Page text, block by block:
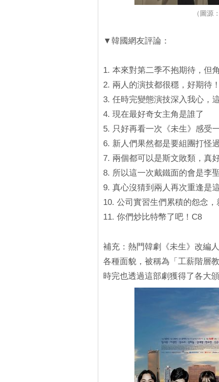
（圖源
▼韓國網友評論：
1. 本來對第二季不抱期待，但
2. 兩人的演技都很穩，好期待
3. 任時完變態演技深入我心，
4. 現在最好奇女主角是誰了
5. 只好再看一次《未生》感受
6. 新人們果然都是要組團打怪
7. 兩個都可以是斯文敗類，真
8. 所以這一次戴鐵面的會是李
9. 真心沒猜到兩人再次重逢是
10. 公司實習生們累積的怨念
11. 你們炒比特幣了吧！C8
補充：熱門韓劇《未生》改編
各種面貌，被稱為「工薪階層
時完也透過這部劇獲得了各大